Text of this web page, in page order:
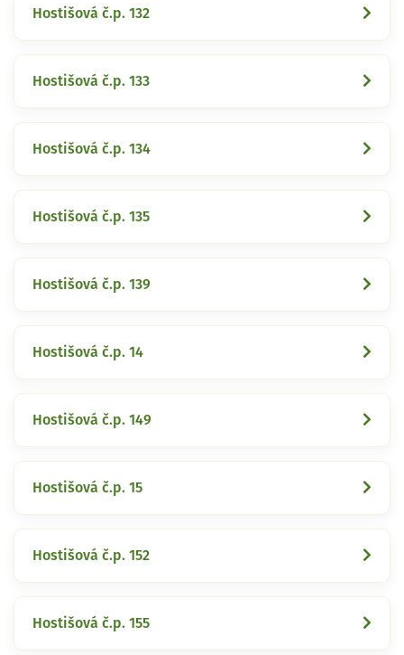
Hostišová č.p. 132
Hostišová č.p. 133
Hostišová č.p. 134
Hostišová č.p. 135
Hostišová č.p. 139
Hostišová č.p. 14
Hostišová č.p. 149
Hostišová č.p. 15
Hostišová č.p. 152
Hostišová č.p. 155